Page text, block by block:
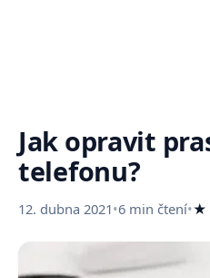
Jak opravit
telefonu?
12. dubna 2021•6 min čtení•★